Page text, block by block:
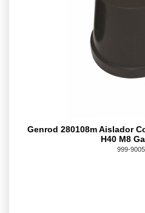
Genrod 280108m Aislador
H40 M8
999-